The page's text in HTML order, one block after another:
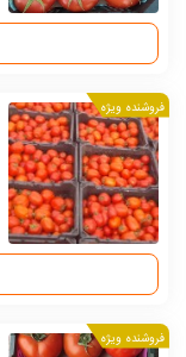
فروشنده ویژه
فروشنده ویژه